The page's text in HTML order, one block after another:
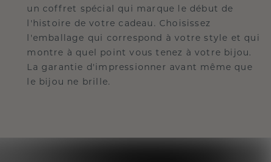
un coffret spécial qui marque le début de
l'histoire de votre cadeau. Choisissez
l'emballage qui correspond à votre style et qui
montre à quel point vous tenez à votre bijou.
La garantie d'impressionner avant même que
le bijou ne brille.